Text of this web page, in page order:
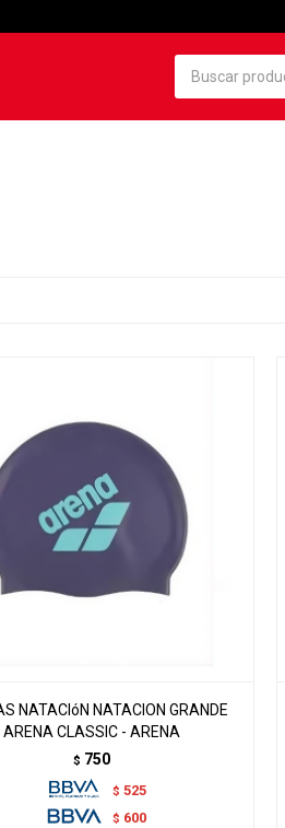
NATACIóN NATACION GRANDE
ARENA CLASSIC - ARENA
$ 750
$ 525
$ 600